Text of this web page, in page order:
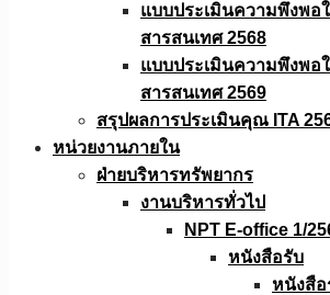
แบบประเมินความพึงพอ
สารสนเทศ 2568
แบบประเมินความพึงพอ
สารสนเทศ 2569
สรุปผลการประเมินคุณ ITA
หน่วยงานภายใน
ฝ่ายบริหารทรัพยากร
งานบริหารทั่วไป
NPT E-office 1/
หนังสือรับ
หนังสือ